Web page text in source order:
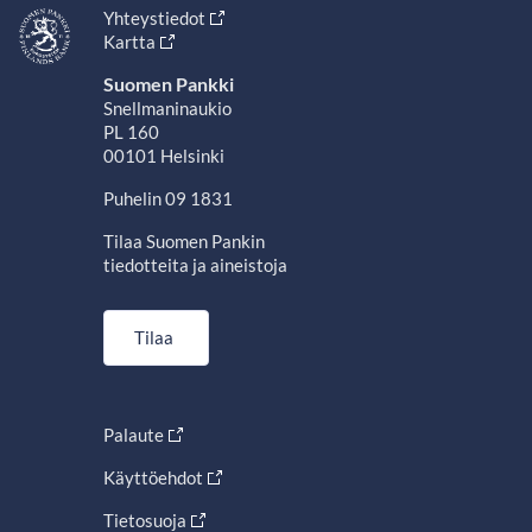
Yhteystiedot
Kartta
Suomen Pankki
Snellmaninaukio
PL 160
00101 Helsinki
Puhelin 09 1831
Tilaa Suomen Pankin
tiedotteita ja aineistoja
Tilaa
Palaute
Käyttöehdot
Tietosuoja